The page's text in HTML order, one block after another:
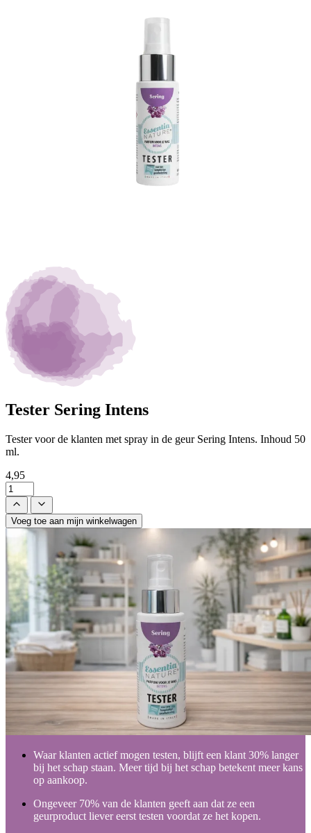
Tester Sering Intens
Tester voor de klanten met spray in de geur Sering Intens. Inhoud 50
ml.
4,95
Voeg toe aan mijn winkelwagen
Waar klanten actief mogen testen, blijft een klant 30% langer
bij het schap staan. Meer tijd bij het schap betekent meer kans
op aankoop.
Ongeveer 70% van de klanten geeft aan dat ze een
geurproduct liever eerst testen voordat ze het kopen.